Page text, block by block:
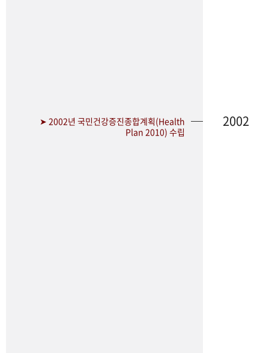
➤ 2002년 국민건강증진종합계획(Health
Plan 2010) 수립
2002